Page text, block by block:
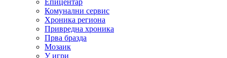
Епицентар
Комунални сервис
Хроника региона
Привредна хроника
Прва бразда
Мозаик
У игри